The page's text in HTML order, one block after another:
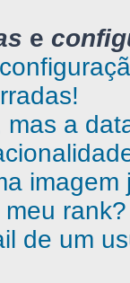
e
a
rank?
de um